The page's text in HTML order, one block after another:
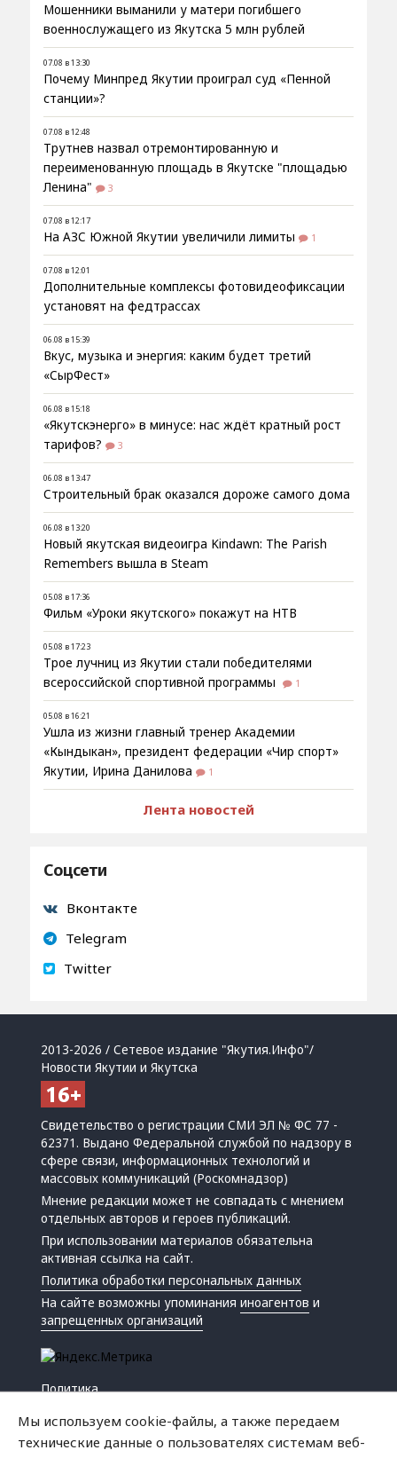
Мошенники выманили у матери погибшего
военнослужащего из Якутска 5 млн рублей
07.08 в 13:30
Почему Минпред Якутии проиграл суд «Пенной
станции»?
07.08 в 12:48
Трутнев назвал отремонтированную и
переименованную площадь в Якутске "площадью
Ленина"
3
07.08 в 12:17
На АЗС Южной Якутии увеличили лимиты 1
07.08 в 12:01
Дополнительные комплексы фотовидеофиксации
установят на федтрассах
06.08 в 15:39
Вкус, музыка и энергия: каким будет третий
«СырФест»
06.08 в 15:18
«Якутскэнерго» в минусе: нас ждёт кратный рост
тарифов?
3
06.08 в 13:47
Строительный брак оказался дороже самого дома
06.08 в 13:20
Новый якутская видеоигра Kindawn: The Parish
Remembers вышла в Steam
05.08 в 17:36
Фильм «Уроки якутского» покажут на НТВ
05.08 в 17:23
Трое лучниц из Якутии стали победителями
всероссийской спортивной программы
1
05.08 в 16:21
Ушла из жизни главный тренер Академии
«Кындыкан», президент федерации «Чир спорт»
Якутии, Ирина Данилова
1
Лента новостей
Соцсети
Вконтакте
Telegram
Twitter
2013-2026 / Сетевое издание "Якутия.Инфо"/
Новости Якутии и Якутска
Свидетельство о регистрации СМИ ЭЛ № ФС 77 -
62371. Выдано Федеральной службой по надзору в
сфере связи, информационных технологий и
массовых коммуникаций (Роскомнадзор)
Мнение редакции может не совпадать с мнением
отдельных авторов и героев публикаций.
При использовании материалов обязательна
активная ссылка на сайт.
Политика обработки персональных данных
На сайте возможны упоминанияиноагентов и
запрещенных организаций
Политика
Мы используем cookie-файлы, а также передаем
технические данные о пользователях системам веб-